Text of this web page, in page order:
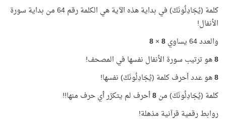
كلمة (يُجَادِلُونَكَ) في بداية هذه الآية هي الكلمة رقم 64 من بداية سورة
الأنفال!
والعدد 64 يساوي
8
×
8
8هو ترتيب سورة الأنفال نفسها في المصحف!
8هو عدد أحرف كلمة (يُجَادِلُونَكَ) نفسها!
كلمة (يُجَادِلُونَكَ) من8أحرف لم يتكرّر أي حرف منها!!
روابط رقمية قرآنية مذهلة!